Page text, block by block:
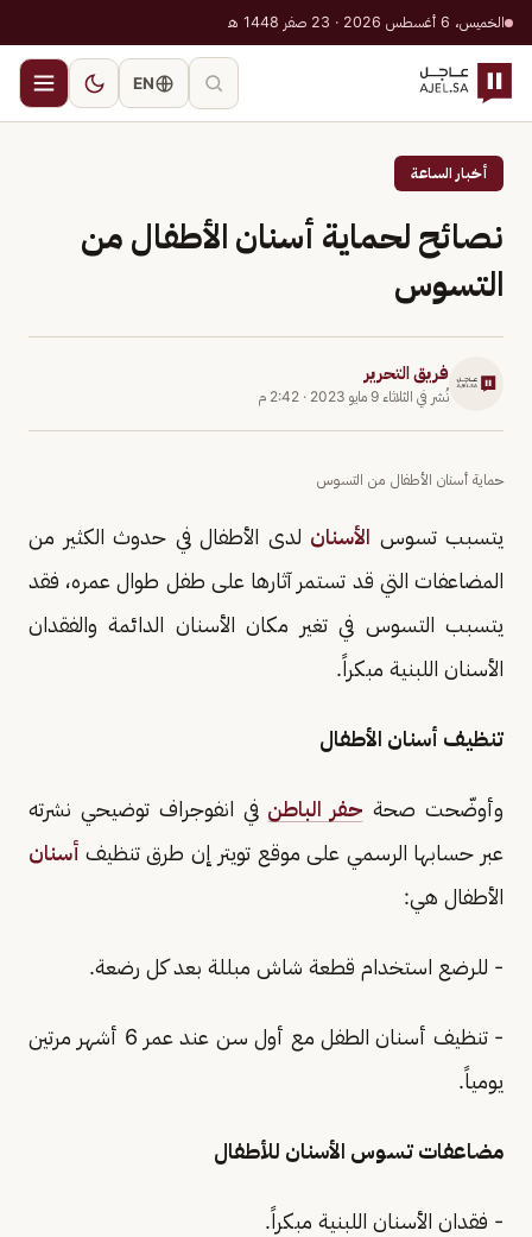
الخميس، 6 أغسطس 2026 · 23 صفر 1448 هـ
EN
أخبار الساعة
نصائح لحماية أسنان الأطفال من
التسوس
فريق التحرير
نُشر في الثلاثاء 9 مايو 2023 · 2:42 م
حماية أسنان الأطفال من التسوس
يتسبب تسوس الأسنان لدى الأطفال في حدوث الكثير من
المضاعفات التي قد تستمر آثارها على طفل طوال عمره، فقد
يتسبب التسوس في تغير مكان الأسنان الدائمة والفقدان
الأسنان اللبنية مبكراً.
تنظيف أسنان الأطفال
وأوضّحت صحة حفر الباطن في انفوجراف توضيحي نشرته
عبر حسابها الرسمي على موقع تويتر إن طرق تنظيف أسنان
الأطفال هي:
- للرضع استخدام قطعة شاش مبللة بعد كل رضعة.
- تنظيف أسنان الطفل مع أول سن عند عمر 6 أشهر مرتين
يومياً.
مضاعفات تسوس الأسنان للأطفال
- فقدان الأسنان اللبنية مبكراً.